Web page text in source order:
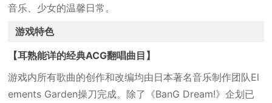
音乐、少女的温馨日常。
游戏特色
【耳熟能详的经典ACG翻唱曲目】
游戏内所有歌曲的创作和改编均由日本著名音乐制作团队El
ements Garden操刀完成。除了《BanG Dream!》企划已